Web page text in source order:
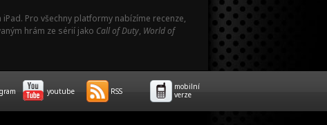
iPad. Pro všechny platformy nabízíme recenze,
hrám ze sérií jako Call of Duty, World of
youtube RSS
mobilní
verze